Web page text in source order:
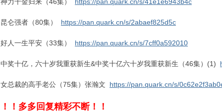
昆仑强者（80集） https://pan.quark.cn/s/2abaef825d5c
好人一生平安（33集） https://pan.quark.cn/s/7cff0a592010
中奖十亿，六十岁我重获新生&中奖十亿六十岁我重获新生（46集）(1)
女总裁的高手老公（75集）张瀚文 https://pan.quark.cn/s/
！！多多回复精彩不断！！